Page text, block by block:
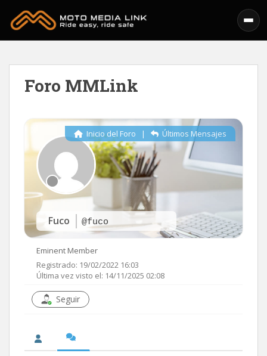
Foro MMLink
Fuco @fuco
Inicio del Foro | Últimos Mensajes
Eminent Member
Registrado: 19/02/2022 16:03
Última vez visto el: 14/11/2025 02:08
Seguir